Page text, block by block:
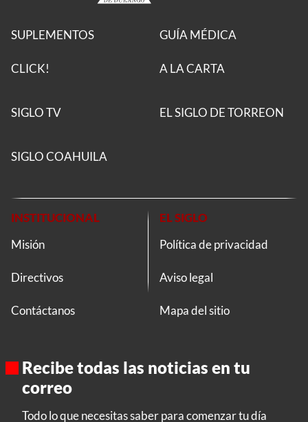
SUPLEMENTOS
CLICK!
GUÍA MÉDICA
A LA CARTA
SIGLO TV EL SIGLO DE TORREON
SIGLO COAHUILA
INSTITUCIONAL
Misión
Directivos
Contáctanos
EL SIGLO
Política de privacidad
Aviso legal
Mapa del sitio
Recibe todas las noticias en tu
correo
Todo lo que necesitas saber para comenzar tu día